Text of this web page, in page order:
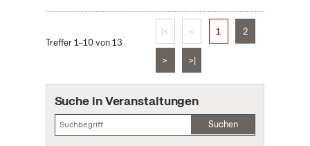
Treffer 1–10 von 13
|< < 1 2
> >|
Suche in Veranstaltungen
Suchen